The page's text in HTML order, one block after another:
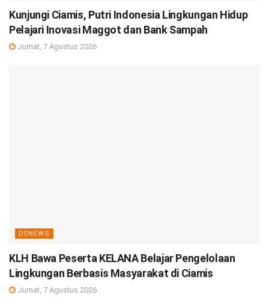
Kunjungi Ciamis, Putri Indonesia Lingkungan Hidup
Pelajari Inovasi Maggot dan Bank Sampah
Jumat, 7 Agustus 2026
DENEWS
KLH Bawa Peserta KELANA Belajar Pengelolaan
Lingkungan Berbasis Masyarakat di Ciamis
Jumat, 7 Agustus 2026